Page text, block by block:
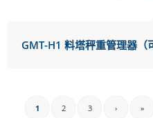
GMT-H1 料塔秤重管理器（
1 2 3 › »